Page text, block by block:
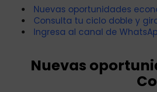
Nuevas oportunidades
Consulta tu ciclo doble y
Ingresa al canal de
Nuevas